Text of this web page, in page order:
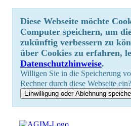
Diese Webseite möchte
Computer speichern, um
zukünftig verbessern zu
über Cookies zu erfahren,
Datenschutzhinweise.
Willigen Sie in die Speicherung
Rechner durch diese Webseite ein?